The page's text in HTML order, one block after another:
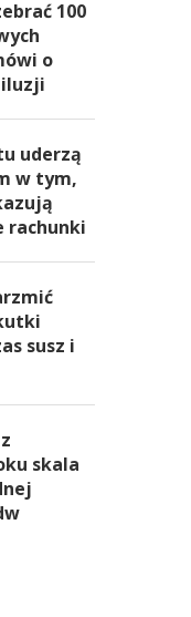
100
o
uderzą
w tym,
rachunki
susz i
skala